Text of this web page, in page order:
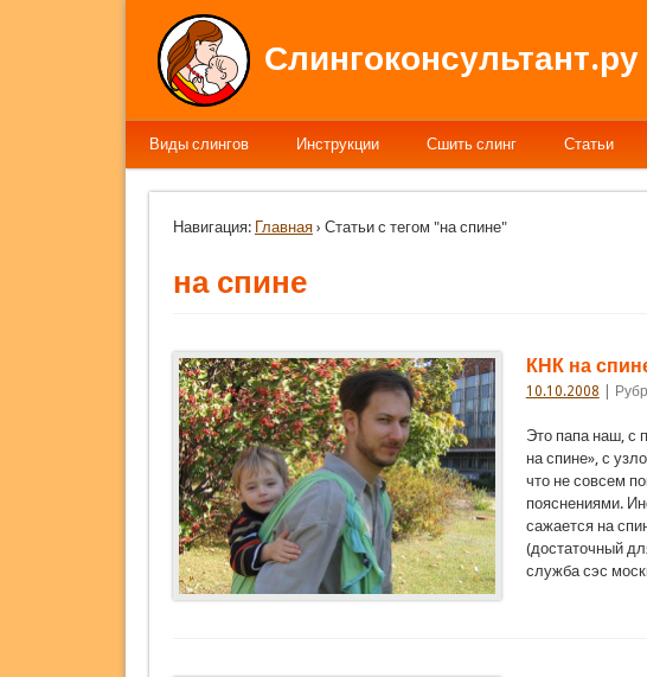
Слингоконсультант.ру
Виды слингов Инструкции Сшить слинг Статьи
Навигация: Главная› Статьи с тегом "на спине"
на спине
КНК на
10.10.2008 |
Это папа наш, с
на спине», с
что не совсем
пояснениями.
сажается на
(достаточный
служба сэс